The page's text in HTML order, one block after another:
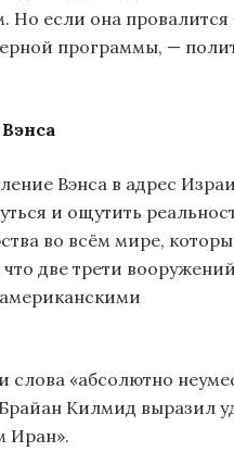
Но если она
программы, —
Вэнса в адрес
и ощутить
во всём мире,
две трети
слова «абсолютно
Килмид выразил
Иран».